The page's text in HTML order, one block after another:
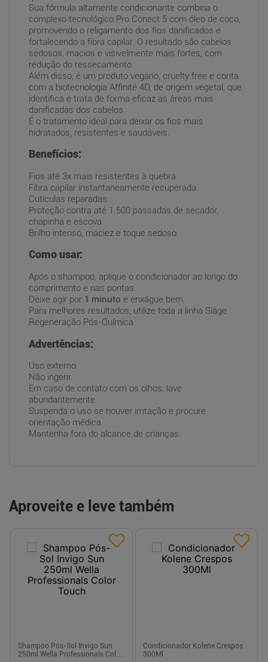
Sua fórmula altamente condicionante combina o
complexo tecnológico Pro Conect 5 com óleo de coco,
promovendo o religamento dos fios danificados e
fortalecendo a fibra capilar. O resultado são cabelos
sedosos, macios e visivelmente mais fortes, com
redução do ressecamento.
Além disso, é um produto vegano, cruelty free e conta
com a biotecnologia Affinité 4D, de origem vegetal, que
identifica e trata de forma eficaz as áreas mais
danificadas dos cabelos.
É o tratamento ideal para deixar os fios mais
hidratados, resistentes e saudáveis.
Benefícios:
Fios até 3x mais resistentes à quebra.
Fibra capilar instantaneamente recuperada.
Cutículas reparadas.
Proteção contra até 1.500 passadas de secador,
chapinha e escova.
Brilho intenso, maciez e toque sedoso.
Como usar:
Após o shampoo, aplique o condicionador ao longo do
comprimento e nas pontas.
Deixe agir por 1 minuto e enxágue bem.
Para melhores resultados, utilize toda a linha Siàge
Regeneração Pós-Química.
Advertências:
Uso externo.
Não ingerir.
Em caso de contato com os olhos, lave
abundantemente.
Suspenda o uso se houver irritação e procure
orientação médica.
Mantenha fora do alcance de crianças.
Aproveite e leve também
Shampoo Pós-Sol Invigo Sun
250ml Wella Professionals Color
Condicionador Kolene Crespos
300Ml